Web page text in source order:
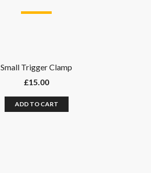
Small Trigger Clamp
£15.00
ADD TO CART